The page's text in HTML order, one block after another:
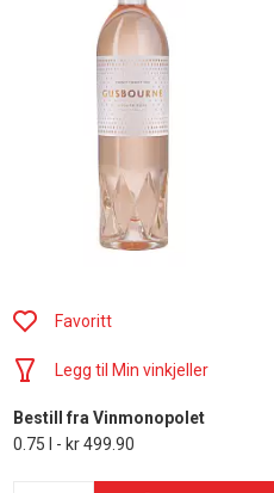
Favoritt
Legg til Min vinkjeller
Bestill fra Vinmonopolet
0.75 l - kr 499.90